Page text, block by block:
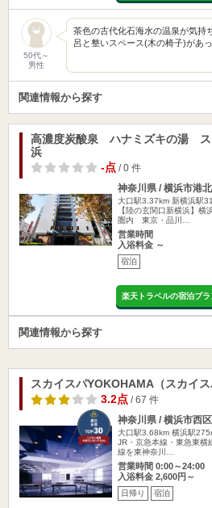
50代～
男性
茶色の古代化石海水の温泉が気持
呂と整いスペース(木の椅子)があ
関連情報から探す
高濃度炭酸泉 ハナミズキの湯 ス
浜
-点/ 0 件
神奈川県 / 横浜市港
大口駅3.37km 新横浜駅
【陸の玄関口新横浜】
圏内 東京・品川…
営業時間
入浴料金 ～
宿泊
楽天トラベルの宿泊プラ
関連情報から探す
スカイスパYOKOHAMA（スカイス
3.2点/ 67 件
神奈川県 / 横浜市西区
大口駅3.68km 横浜駅
JR・京急本線・東急東横
線を東神奈川…
営業時間 0:00～24:00
入浴料金 2,600円～
日帰り 宿泊